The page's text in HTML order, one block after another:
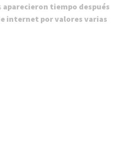
aparecieron tiempo después
internet por valores varias